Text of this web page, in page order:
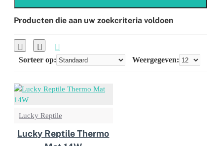
Producten die aan uw zoekcriteria voldoen
Sorteer op: Weergegeven:
Lucky Reptile
Lucky Reptile Thermo